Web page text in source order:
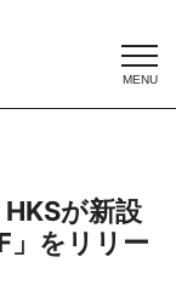
MENU
が新設
」をリリー